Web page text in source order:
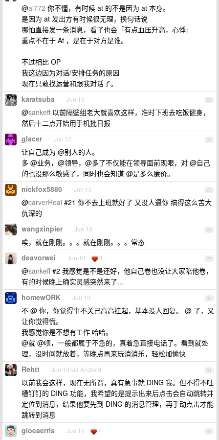
@al772 你不懂，有时候 at 的不是因为 at 本身。
是因为 at 发出方有时候很无理，换句话说
哪怕直接发一条消息，看了也会「有点血压升高，心悸」
重点不在于 At ，是在于对方是谁。
不过相比 OP
我这边因为对话/安排任务的原因
现在只敢找运营和跟我对话了。
25
karatsuba Jun 10
@sankeff以前隔壁组老大就喜欢这样，准时下班去吃饭健身，
然后十二点开始用手机批日报
26
glacer Jun 10
让自己成为 @别人的人。
多 @业务，@领导，@多了不仅能在领导面前现眼，对 @自己
的也没那么敏感了，同时也会知道 @是多么廉价。
27
nickfox5880 Jun 10
@carverReal #21 你不去上班就好了 又没人逼你 搞得这么苦大
仇深的
28
wangxinpier Jun 10
唉，就在刚刚。。。就在刚刚。。。常态
29
deavorwei Jun 10 1
@sankeff#2 我感觉是不是还好，他自己卷也没让大家陪他卷，
有的时候晚上确实灵感突然来了...
30
homewORK Jun 10
不 @ 你，你觉得事不关己高高挂起，基本没人回复。 @ 了，又
让你觉得慌。
我感觉你是不想有工作 哈哈。
@就 @呗，一般都属于不急的，真着急直接电话了。看到就处
理，没时间就放着，等晚点再来玩消消乐，轻松加愉快
31
Rehtt Jun 10 via Android
以前我会这样，现在无所谓，真有急事就 DING 我。但不得不吐
槽钉钉的 DING 功能，我希望的是提示出来后点击会自动跳转并
定位到消息，结果他要先到 DING 的消息管理，再手动点击才能
跳转到消息
32
gloeaerris Jun 10 4